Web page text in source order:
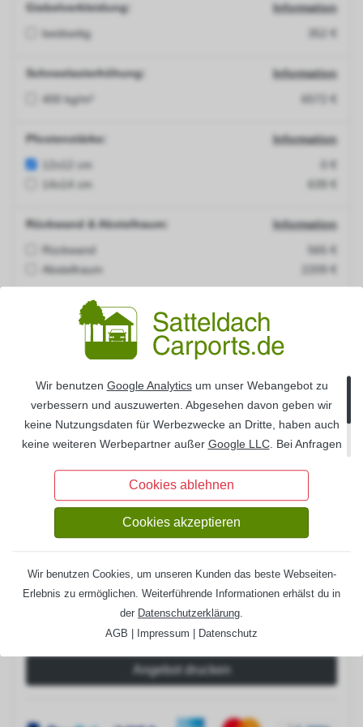
Giebelverkleidung:
Information
beidseitig
Schneelasterhöhung:
Information
400 kg/m²
Pfostenstärke:
Information
12x12 cm
14x14 cm
Rückwand & Abstellraum:
Information
Rückwand
565 €
Abstellraum
Seitenwand :
Seitenwand links
Seitenwand rechts
H-Pfostenanker:
Information
Set H-Pfostenanker 12x12 cm
120 €
Set H-Pfostenanker 14x14 cm
272 €
Regenrinnenset Metall (anthrazit)
918 €
Gesamtpreis:
6.612,00 €
Angebot drucken
Wir benutzen Google Analyticsum unser Webangebot zu
verbessern und auszuwerten. Abgesehen davon geben wir
keine Nutzungsdaten für Werbezwecke an Dritte, haben auch
keine weiteren Werbepartner außer Google LLC. Bei Anfragen
-konform auf deutschen Servern gespeichert
und auf Wunsch Ihrerseits gelöscht.
Cookies ablehnen
Cookies akzeptieren
Wir benutzen Cookies, um unseren Kunden das beste Webseiten-
Erlebnis zu ermöglichen. Weiterführende Informationen erhälst du in
der Datenschutzerklärung
AGB
Impressum Datenschutz